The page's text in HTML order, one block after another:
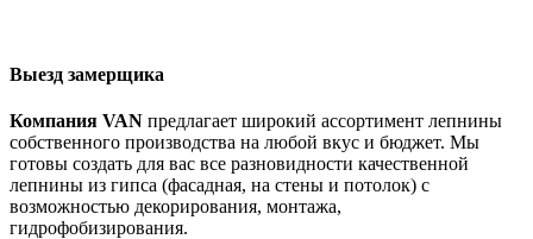
Выезд замерщика
Компания VAN предлагает широкий ассортимент лепнины
собственного производства на любой вкус и бюджет. Мы
готовы создать для вас все разновидности качественной
лепнины из гипса (фасадная, на стены и потолок) с
возможностью декорирования, монтажа,
гидрофобизирования.